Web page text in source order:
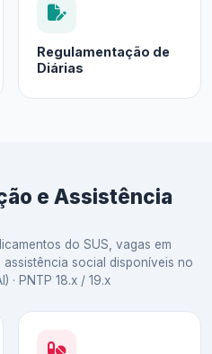
Regulamentação de
Diárias
e Assistência
do SUS, vagas em
social disponíveis no
· PNTP 18.x / 19.x